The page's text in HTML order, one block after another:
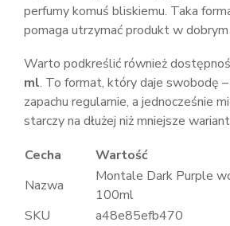
perfumy komuś bliskiemu. Taka
pomaga utrzymać produkt w
Warto podkreślić również
ml. To format, który daje swobodę
zapachu regularnie, a jednocześnie
starczy na dłużej niż mniejsze
Cecha
Wartość
Nazwa
Montale Dark Purple
100ml
SKU
a48e85efb470